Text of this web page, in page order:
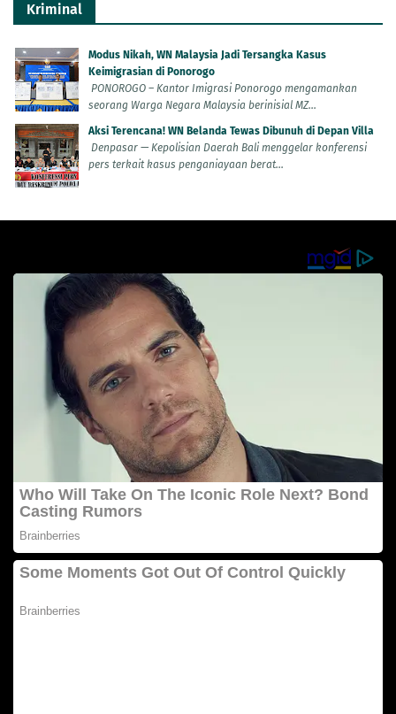
Kriminal
Modus Nikah, WN Malaysia Jadi Tersangka Kasus
Keimigrasian di Ponorogo
PONOROGO – Kantor Imigrasi Ponorogo mengamankan
seorang Warga Negara Malaysia berinisial MZ...
Aksi Terencana! WN Belanda Tewas Dibunuh di Depan Villa
Denpasar — Kepolisian Daerah Bali menggelar konferensi
pers terkait kasus penganiayaan berat...